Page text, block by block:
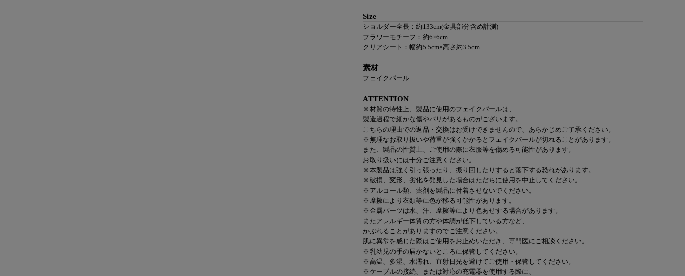
Size
ショルダー全長：約133cm(金具部分含め計測)
フラワーモチーフ：約6×6cm
クリアシート：幅約5.5cm×高さ約3.5cm
素材
フェイクパール
ATTENTION
※材質の特性上、製品に使用のフェイクパールは、
製造過程で細かな傷やバリがあるものがございます。
こちらの理由での返品・交換はお受けできませんので、あらかじめご了承ください。
※無理なお取り扱いや荷重が強くかかるとフェイクパールが切れることがあります。
また、製品の性質上、ご使用の際に衣服等を傷める可能性があります。
お取り扱いには十分ご注意ください。
※本製品は強く引っ張ったり、振り回したりすると落下する恐れがあります。
※破損、変形、劣化を発見した場合はただちに使用を中止してください。
※アルコール類、薬剤を製品に付着させないでください。
※摩擦により衣類等に色が移る可能性があります。
※金属パーツは水、汗、摩擦等により色あせする場合があります。
またアレルギー体質の方や体調が低下している方など、
かぶれることがありますのでご注意ください。
肌に異常を感じた際はご使用をお止めいただき、専門医にご相談ください。
※乳幼児の手の届かないところに保管してください。
※高温、多湿、水濡れ、直射日光を避けてご使用・保管してください。
※ケーブルの接続、または対応の充電器を使用する際に、